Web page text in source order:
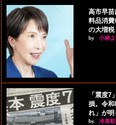
高市早
料品消
の大増税
by 小林
「震度7
損。令
れ」が
by 冷泉